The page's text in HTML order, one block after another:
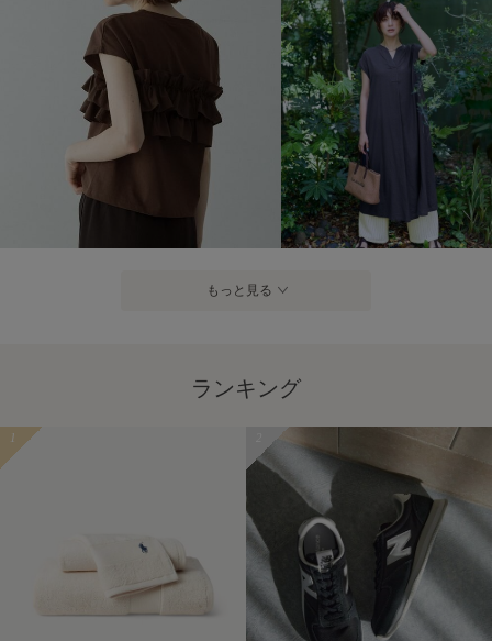
もっと見る
ランキング
1